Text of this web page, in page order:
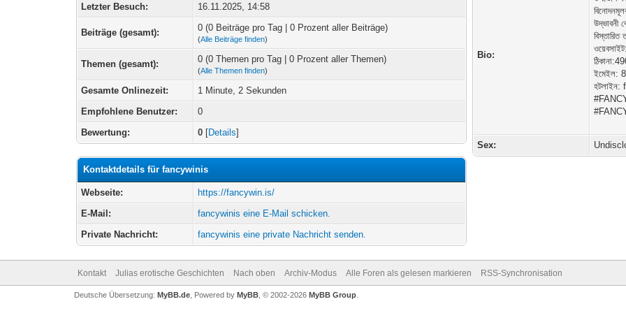
Letzter Besuch: 16.11.2025, 14:58
Beiträge (gesamt): 0 (0 Beiträge pro Tag | 0 Prozent aller Beiträge)
(Alle Beiträge finden)
Themen (gesamt): 0 (0 Themen pro Tag | 0 Prozent aller Themen)
(Alle Themen finden)
Gesamte Onlinezeit:
1 Minute, 2 Sekunden
Empfohlene Benutzer:
0
Bewertung:
0 [Details]
Kontaktdetails für fancywinis
Webseite:
https://fancywin.is/
E-Mail:
fancywinis eine E-Mail schicken.
Private Nachricht:
fancywinis eine private Nachricht senden.
Bio:
উদ্ভাবনী
বিস্তারিত
ইমেইল:
Sex:
Kontakt Julias erotische Geschichten Nach oben Archiv-Modus Alle Foren als gelesen markieren RSS-Synchronisation
Deutsche Übersetzung: MyBB.de, Powered by MyBB, © 2002-2026 MyBB Group.